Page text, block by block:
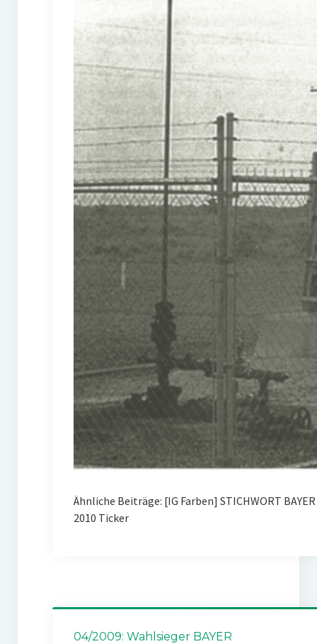
Ähnliche Beiträge: [IG Farben] STICHWORT
2010 Ticker
04/2009: Wahlsieger BAYER